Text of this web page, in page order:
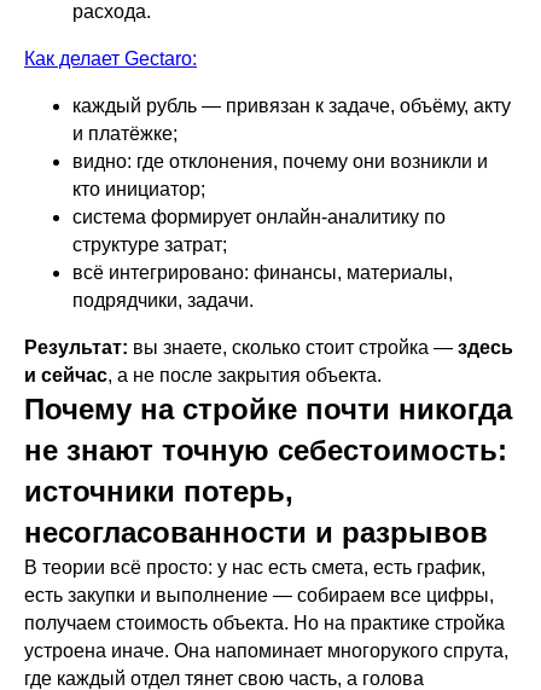
расхода.
Как делает Gectaro:
каждый рубль — привязан к задаче, объёму, акту
и платёжке;
видно: где отклонения, почему они возникли и
кто инициатор;
система формирует онлайн-аналитику по
структуре затрат;
всё интегрировано: финансы, материалы,
подрядчики, задачи.
Результат: вы знаете, сколько стоит стройка — здесь
и сейчас, а не после закрытия объекта.
Почему на стройке почти никогда
не знают точную себестоимость:
источники потерь,
несогласованности и разрывов
В теории всё просто: у нас есть смета, есть график,
есть закупки и выполнение — собираем все цифры,
получаем стоимость объекта. Но на практике стройка
устроена иначе. Она напоминает многорукого спрута,
где каждый отдел тянет свою часть, а голова